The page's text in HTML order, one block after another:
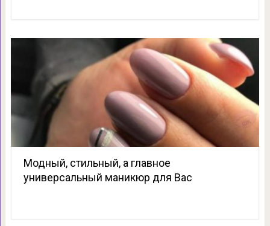
Модный, стильный, а главное
универсальный маникюр для Вас